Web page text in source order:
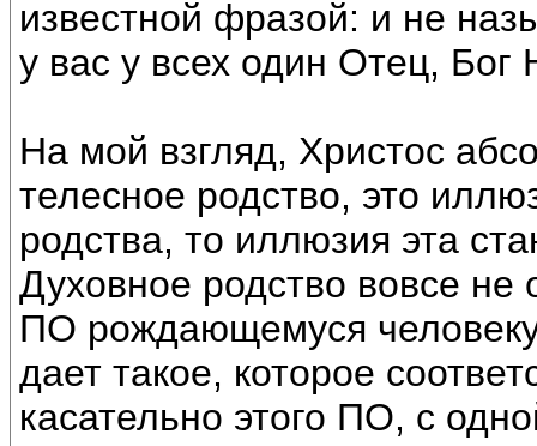
известной фразой: и не
у вас у всех один Отец, Бог
На мой взгляд, Христос
телесное родство, это
родства, то иллюзия эта
Духовное родство вовсе не
ПО рождающемуся
дает такое, которое
касательно этого ПО, с